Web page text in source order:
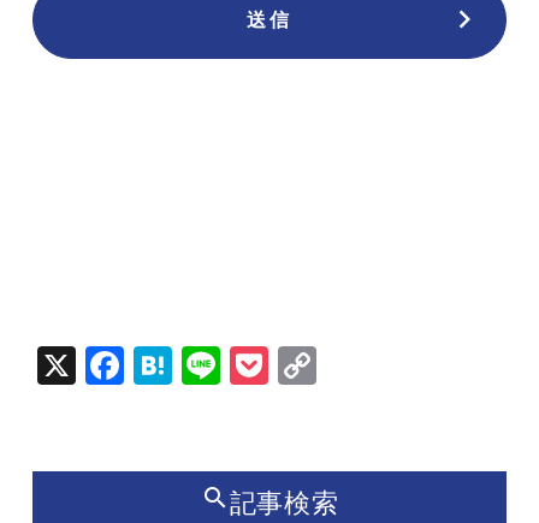
X
Fac
Hat
Lin
Poc Cop
search記事検索